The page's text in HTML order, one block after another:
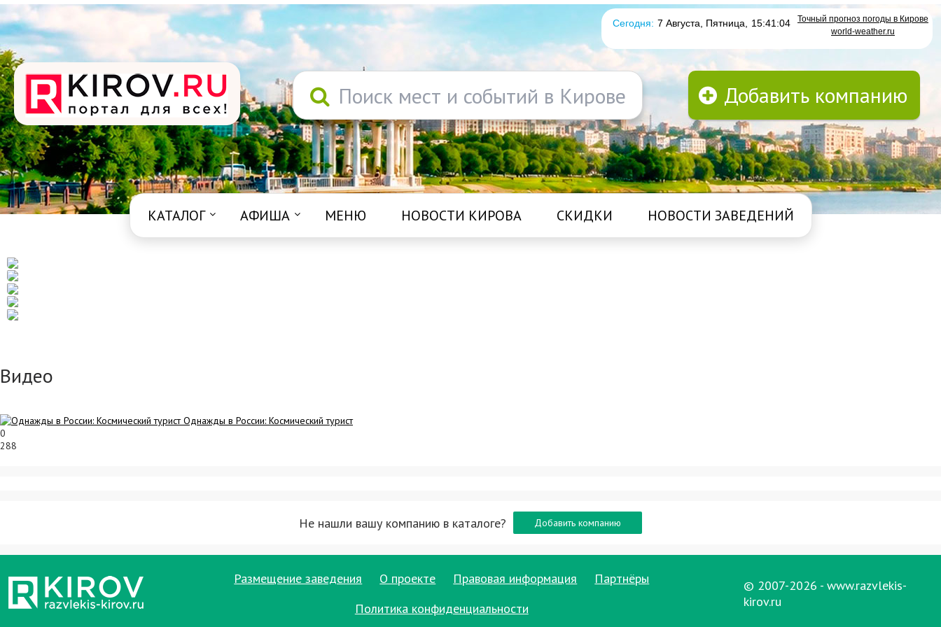
Сегодня: 7 Августа, Пятница 15:41:04
Точный прогноз погоды в Кирове
world-weather.ru
Поиск мест и событий в Кирове Добавить компанию
КАТАЛОГ АФИША МЕНЮ НОВОСТИ КИРОВА СКИДКИ НОВОСТИ ЗАВЕДЕНИЙ
Видео
Однажды в России: Космический турист
0
288
Не нашли вашу компанию в каталоге? Добавить компанию
Размещение заведения О проекте Правовая информация
Партнёры
Политика конфиденциальности
© 2007-2026 - www.razvlekis-
kirov.ru